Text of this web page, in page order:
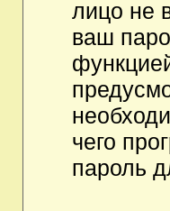
лицо не
ваш
чего
пароль